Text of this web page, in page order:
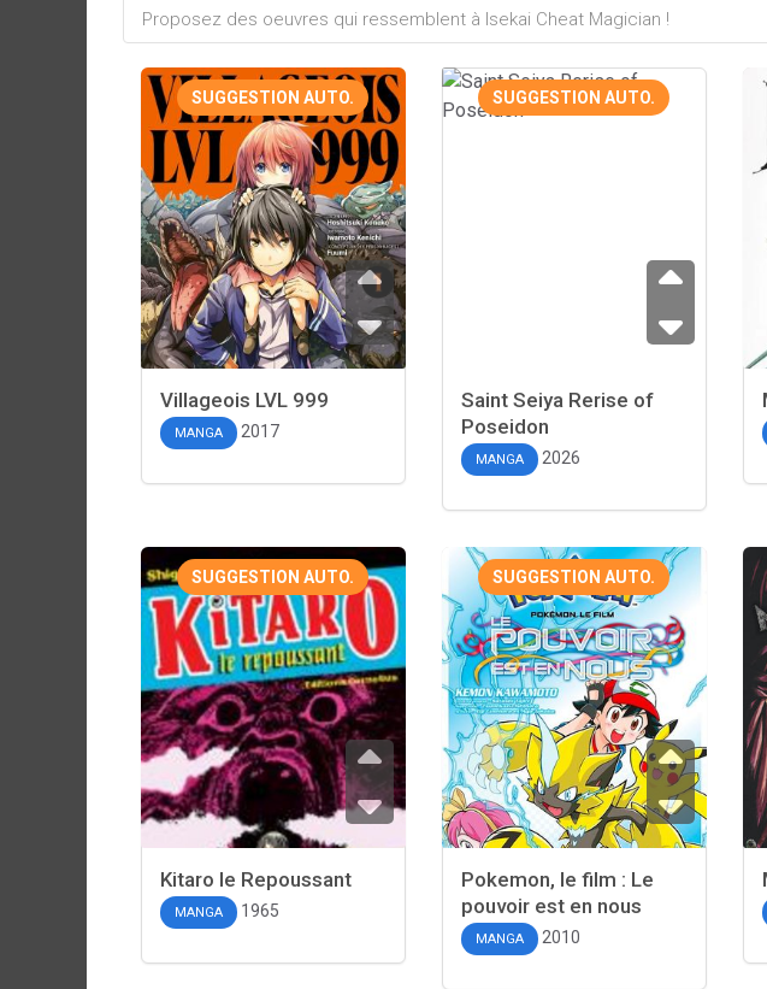
SUGGESTION AUTO.
Villageois LVL 999
MANGA 2017
SUGGESTION AUTO.
Saint Seiya Rerise of
Poseidon
MANGA 2026
SUGGESTION AUTO.
Kitaro le Repoussant
MANGA 1965
SUGGESTION AUTO.
Pokemon, le film : Le
pouvoir est en nous
MANGA 2010